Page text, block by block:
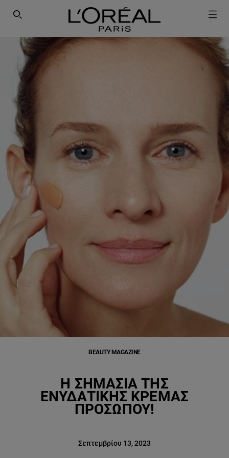
ΕΓΓΡΑΦΕΙΤΕ ΣΤΟ NEWSLETTER!
SEARCH THIS SITE
BEAUTY MAGAZINE
Η ΣΗΜΑΣΊΑ ΤΗΣ
ΕΝΥΔΑΤΙΚΉΣ ΚΡΈΜΑΣ
ΠΡΟΣΏΠΟΥ!
Σεπτεμβρίου 13, 2023